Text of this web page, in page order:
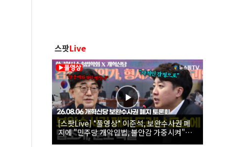
스팟Live
[스팟Live] *풀영상* 이준석, 보완수사권 폐
지에 "민주당 개악입법, 불안감 가중시켜"｜
26.08.06 개혁신당 보완수사권 폐지 토론회